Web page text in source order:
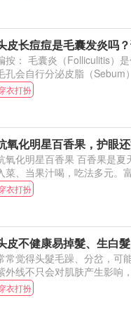
皮长痘痘是毛囊发炎吗
按： 毛囊炎（Folliculitis）
孔会自行分泌皮脂（Sebum
衣打扮
氧化明星百香果，护眼
星百香果 百香果是夏天盛产的水果，酸甜多汁，除可与一般水果一样直接吃 外，也可
菜、当果汁喝，吃法多元。
衣打扮
皮不健康易掉髮、生白
常觉得头髮毛躁、分岔，可
外线不只会对肌肤产生影响
衣打扮